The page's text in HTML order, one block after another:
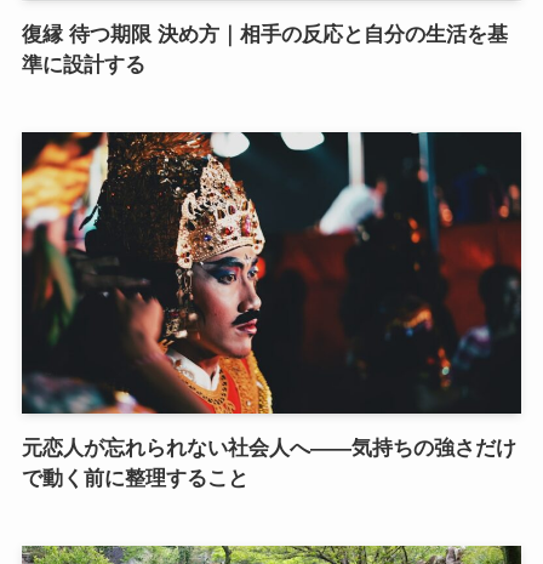
復縁 待つ期限 決め方｜相手の反応と自分の生活を基
準に設計する
元恋人が忘れられない社会人へ――気持ちの強さだけ
で動く前に整理すること